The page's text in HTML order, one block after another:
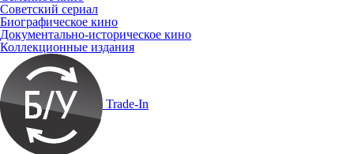
Советский сериал
Биографическое кино
Документально-историческое кино
Коллекционные издания
Trade-In